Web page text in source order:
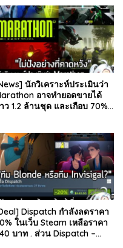
นักวิเคราะห์ประเมินว่า
อาจทำยอดขายได้
ว 1.2 ล้านชุด และเกือบ 70%
Dispatch กำลังลดราคา
ในเว็บ Steam เหลือราคา
บาท . ส่วน Dispatch –